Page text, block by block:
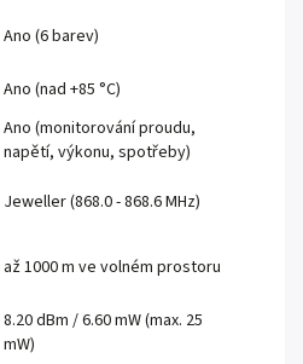
Ano (6 barev)
Ano (nad +85 °C)
Ano (monitorování proudu,
napětí, výkonu, spotřeby)
Jeweller (868.0 - 868.6 MHz)
až 1000 m ve volném prostoru
8.20 dBm / 6.60 mW (max. 25
mW)